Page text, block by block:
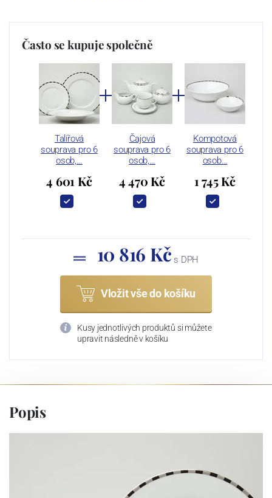
Často se kupuje společně
Talířová
souprava pro 6
osob,…
4 601 Kč
Čajová
souprava pro 6
osob,…
4 470 Kč
Kompotová
souprava pro 6
osob…
1 745 Kč
10 816 Kč s DPH
Vložit vše do košíku
Kusy jednotlivých produktů si můžete
upravit následně v košíku
Popis